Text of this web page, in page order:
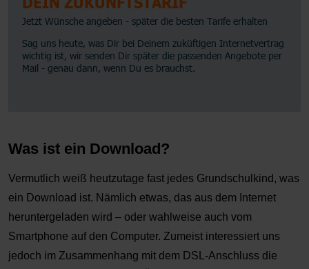
Was ist ein Download?
Vermutlich weiß heutzutage fast jedes Grundschulkind, was
ein Download ist. Nämlich etwas, das aus dem Internet
heruntergeladen wird – oder wahlweise auch vom
Smartphone auf den Computer. Zumeist interessiert uns
jedoch im Zusammenhang mit dem DSL-Anschluss die